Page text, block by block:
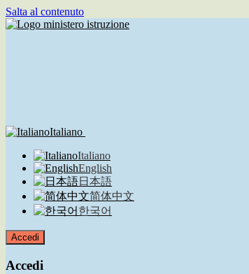
Salta al contenuto
Italiano
Italiano
English
日本語
简体中文
한국어
Accedi
Accedi